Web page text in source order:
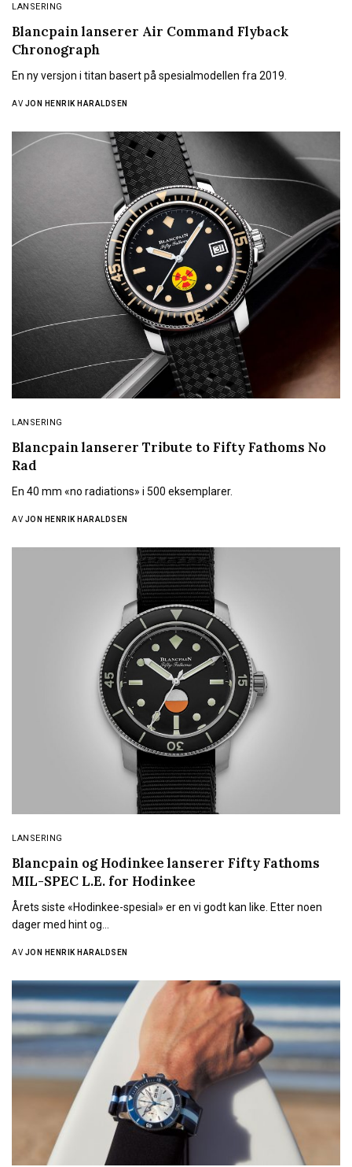
LANSERING
Blancpain lanserer Air Command Flyback
Chronograph
En ny versjon i titan basert på spesialmodellen fra 2019.
AV JON HENRIK HARALDSEN
LANSERING
Blancpain lanserer Tribute to Fifty Fathoms No
Rad
En 40 mm «no radiations» i 500 eksemplarer.
AV JON HENRIK HARALDSEN
LANSERING
Blancpain og Hodinkee lanserer Fifty Fathoms
MIL-SPEC L.E. for Hodinkee
Årets siste «Hodinkee-spesial» er en vi godt kan like. Etter noen
dager med hint og…
AV JON HENRIK HARALDSEN